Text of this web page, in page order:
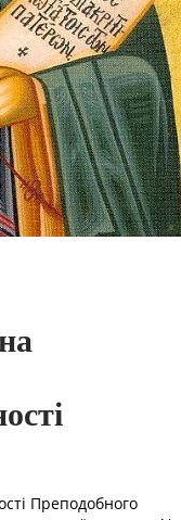
Преподобного